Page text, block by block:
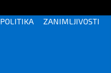
POLITIKA ZANIMLJIVOSTI